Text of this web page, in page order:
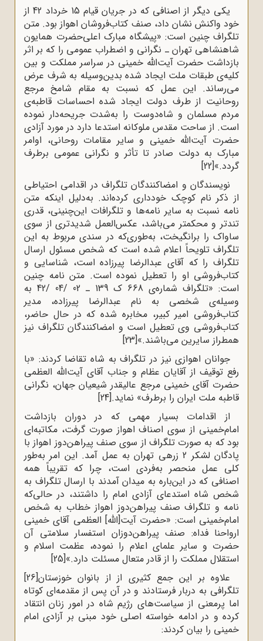
یکی دیگر از اصنافی که در جریان قیام 15 خرداد 42 از
خود واکنش نشان داد، صنف کتاب‌فروشان اهواز بود. متن
تلگراف چنین است: «پیشگاه مبارک اعلی‌حضرت همایون
شاهنشاهی تهران ـ نگرانی و اضطراب عمومی‌ ‌را که بر اثر
بازداشت حضرت آیت‌الله خمینی در سراسر مملکت و بین
کلیه‌ی طبقات ملت ایجاد شده بدین‌وسیله به شرف عرض
می‌رساند. این عمل که نسبت به مقام شامخ مرجع
روحانیت از طرف دولت ایجاد شده احساسات قاطبه‌ی
مردم مسلمان و شاه‌دوست را به‌شدت جریحه‌دار نموده
است. از ساحت مقدس ملوکانه استدعا دارد در مورد‌ آزادی
حضرت آیت‌الله خمینی و سایر مقامات روحانی، اوامر
مبارک به دولت صادر تا تأثر و نگرانی عمومی‌ ‌برطرف
گردد.»[22]
نویسندگان و امضا‌کنندگان تلگراف در اقدامی ‌‌احتیاطی
از ذکر نام کوچک خودداری کرده‌اند. به‌دلیل اینکه متن
نامه نسبت به سایر نامه‌ها و تلگرافات این‌چنینی، قدری
تندتر و محکمتر می‌باشد، عکس‌العمل شدیدتری از سوی
ساواک را برانگیخت، به‌طوری‌که در سندی مربوط به این
تلگراف تلویحاً اعلام شده است که شخص مسئول ارسال
تلگراف را که آقای عبد‌الرضا پیر‌زاده است، شناسایی و
کتاب‌فروشی او را تعطیل نموده است. متن نامه چنین
است: «تلگراف شماره‌ی 668 ک 139 ـ 02 /04 /42 به
وسیله‌ی شخصی به نام عبدالرضا پیر‌زاده، مدیر
کتاب‌فروشی امیر کبیر، مخابره شده که در حال حاضر،
کتاب‌فروشی وی تعطیل است و امضا‌کنندگان تلگراف نیز
همطراز سایرین می‌باشند.»[23]
جوانان اهوازی نیز در تلگراف به شاه تقاضا کردند: «با
رفع توقیف از آقایان عظام و جناب آقای آیت‌الله العظمی
حضرت آقای خمینی مرجع عالیقدر شیعیان جهان، نگرانی
قاطبه ملت ایران را برطرف» نماید.[24]
از اقدامات بسیار مهمی که در دوران بازداشت
امام‌خمینی از سوی اصناف اهواز صورت گرفت، مکاتبه‌ای
بود که به صورت تلگراف از سوی صنف پیراهن‌دوز اهواز با
پادگان لشکر 2 زرهی تهران به عمل آمد. این امر به‌طور
کلی عمل منحصر به‌فردی است، چرا که تقریباً همه‌
اصنافی که در این‌باره به میدان آمدند با ارسال تلگراف به
شخص شاه استدعای آزادی امام را داشتند، در حالی‌که
نامه و تلگراف صنف پیراهن‌دوز اهواز خطاب به شخص
امام‌خمینی است: «حضرت آیت[الله] العظمی‌ آقای خمینی
ارواحنا فداه: صنف پیراهن‌دوزان استفسار سلامتی آن
حضرت و سایر علمای اعلام را نموده، عظمت اسلام و
استقلال مملکت را از قادر متعال مسئلت دارد.»[25]
علاوه بر این جمع کثیری از از بانوان خوزستان[26]
تلگرافی به دربار فرستادند و در آن پس از مقدمه‌ای کوتاه
اما پرمعنی از سیاست‌های رژیم شاه در امور زنان انتقاد
کرده و در ادامه خواسته اصلی خود مبنی بر آزادی امام
خمینی را بیان کردند: